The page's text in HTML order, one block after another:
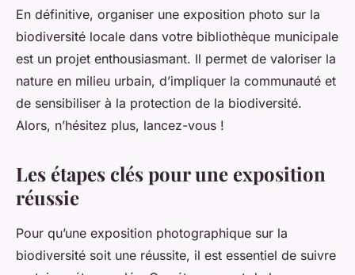
En définitive, organiser une exposition photo sur la
biodiversité locale dans votre bibliothèque municipale
est un projet enthousiasmant. Il permet de valoriser la
nature en milieu urbain, d’impliquer la communauté et
de sensibiliser à la protection de la biodiversité.
Alors, n’hésitez plus, lancez-vous !
Les étapes clés pour une exposition
réussie
Pour qu’une exposition photographique sur la
biodiversité soit une réussite, il est essentiel de suivre